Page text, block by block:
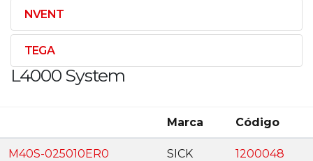
NVENT
TEGA
L4000 System
Marca Código
M40S-025010ER0 SICK 1200048